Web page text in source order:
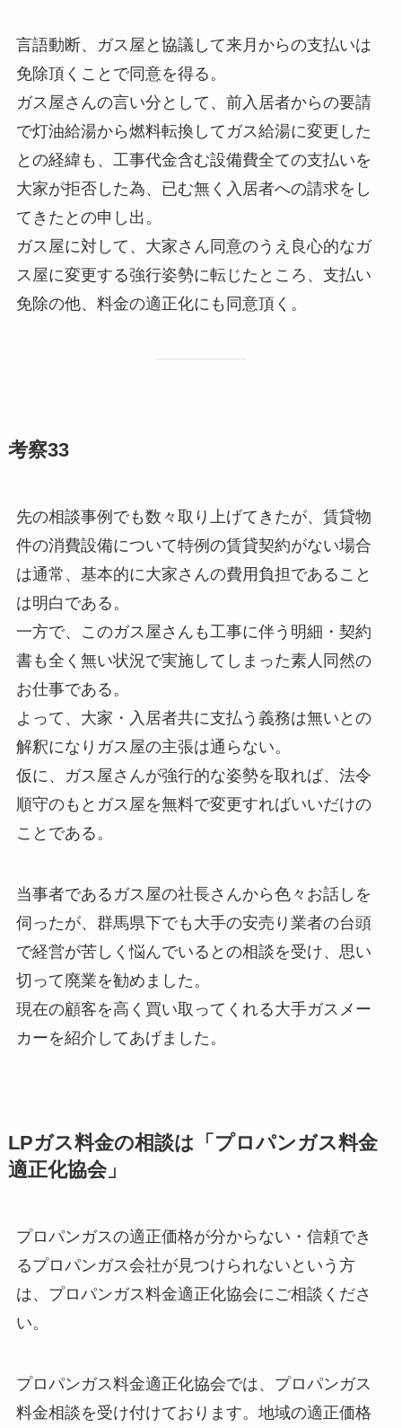
言語動断、ガス屋と協議して来月からの支払いは
免除頂くことで同意を得る。
ガス屋さんの言い分として、前入居者からの要請
で灯油給湯から燃料転換してガス給湯に変更した
との経緯も、工事代金含む設備費全ての支払いを
大家が拒否した為、已む無く入居者への請求をし
てきたとの申し出。
ガス屋に対して、大家さん同意のうえ良心的なガ
ス屋に変更する強行姿勢に転じたところ、支払い
免除の他、料金の適正化にも同意頂く。
考察33
先の相談事例でも数々取り上げてきたが、賃貸物
件の消費設備について特例の賃貸契約がない場合
は通常、基本的に大家さんの費用負担であること
は明白である。
一方で、このガス屋さんも工事に伴う明細・契約
書も全く無い状況で実施してしまった素人同然の
お仕事である。
よって、大家・入居者共に支払う義務は無いとの
解釈になりガス屋の主張は通らない。
仮に、ガス屋さんが強行的な姿勢を取れば、法令
順守のもとガス屋を無料で変更すればいいだけの
ことである。
当事者であるガス屋の社長さんから色々お話しを
伺ったが、群馬県下でも大手の安売り業者の台頭
で経営が苦しく悩んでいるとの相談を受け、思い
切って廃業を勧めました。
現在の顧客を高く買い取ってくれる大手ガスメー
カーを紹介してあげました。
LPガス料金の相談は「プロパンガス料金
適正化協会」
プロパンガスの適正価格が分からない・信頼でき
るプロパンガス会社が見つけられないという方
は、プロパンガス料金適正化協会にご相談くださ
い。
プロパンガス料金適正化協会では、プロパンガス
料金相談を受け付けております。地域の適正価格